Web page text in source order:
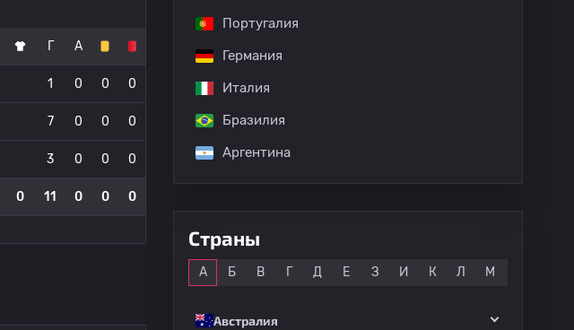
Г А
1 0 0 0
7 0 0 0
3 0 0 0
0 11 0 0 0
Португалия
Германия
Италия
Бразилия
Аргентина
Страны
А Б В Г Д Е З И К Л М
Австралия